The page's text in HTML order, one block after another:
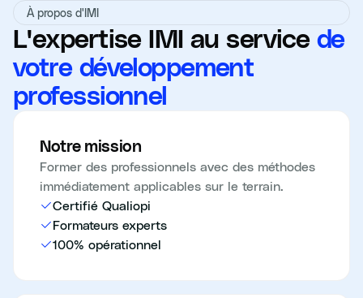
À propos d'IMI
L'expertise IMI au service de
votre développement
professionnel
Notre mission
Former des professionnels avec des méthodes
immédiatement applicables sur le terrain.
Certifié Qualiopi
Formateurs experts
100% opérationnel